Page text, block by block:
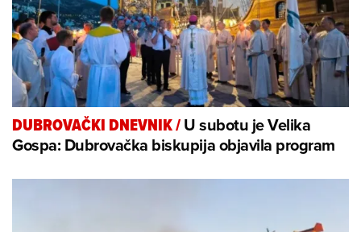
DUBROVAČKI DNEVNIK/U subotu je Velika
Gospa: Dubrovačka biskupija objavila program